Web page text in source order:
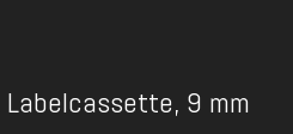
Labelcassette, 9 mm